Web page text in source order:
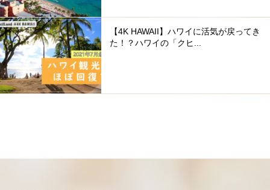
【4K HAWAII】ハワイに活気が戻ってき
た！？ハワイの「クヒ...